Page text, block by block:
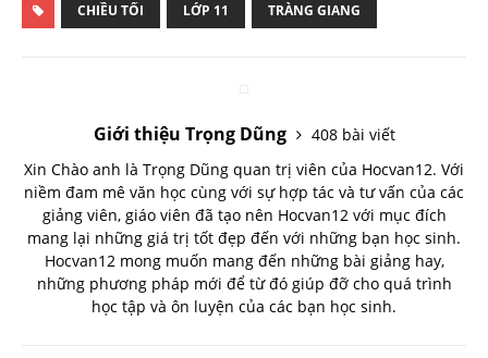
CHIỀU TỐI LỚP 11 TRÀNG GIANG
Giới thiệu Trọng Dũng
408 bài viết
Xin Chào anh là Trọng Dũng quan trị viên của Hocvan12. Với
niềm đam mê văn học cùng với sự hợp tác và tư vấn của các
giảng viên, giáo viên đã tạo nên Hocvan12 với mục đích
mang lại những giá trị tốt đẹp đến với những bạn học sinh.
Hocvan12 mong muốn mang đến những bài giảng hay,
những phương pháp mới để từ đó giúp đỡ cho quá trình
học tập và ôn luyện của các bạn học sinh.